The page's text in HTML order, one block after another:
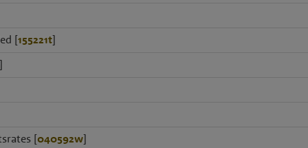
[155221t]
]
[040592w]